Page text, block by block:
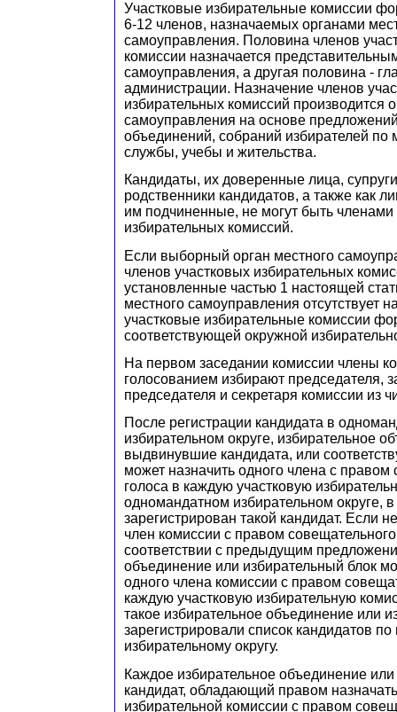
Участковые избирательные комиссии
6-12 членов, назначаемых органами
самоуправления. Половина членов
комиссии назначается
самоуправления, а другая половина -
администрации. Назначение членов
избирательных комиссий производится
самоуправления на основе
объединений, собраний избирателей по
службы, учебы и жительства.
Кандидаты, их доверенные лица,
родственники кандидатов, а также как
им подчиненные, не могут быть членами
избирательных комиссий.
Если выборный орган местного
членов участковых избирательных
установленные частью 1 настоящей
местного самоуправления отсутствует
участковые избирательные комиссии
соответствующей окружной
На первом заседании комиссии члены
голосованием избирают председателя,
председателя и секретаря комиссии из
После регистрации кандидата в
избирательном округе, избирательное
выдвинувшие кандидата, или
может назначить одного члена с правом
голоса в каждую участковую
одномандатном избирательном округе,
зарегистрирован такой кандидат. Если
член комиссии с правом
соответствии с предыдущим
объединение или избирательный блок
одного члена комиссии с правом
каждую участковую избирательную
такое избирательное объединение или
зарегистрировали список кандидатов
избирательному округу.
Каждое избирательное объединение
кандидат, обладающий правом
избирательной комиссии с правом